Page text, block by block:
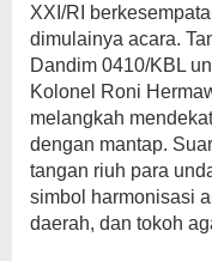
XXI/RI
dimulainya acara.
Dandim 0410/KBL
Kolonel Roni
melangkah
dengan mantap.
tangan riuh para
simbol harmonisasi
daerah, dan tokoh